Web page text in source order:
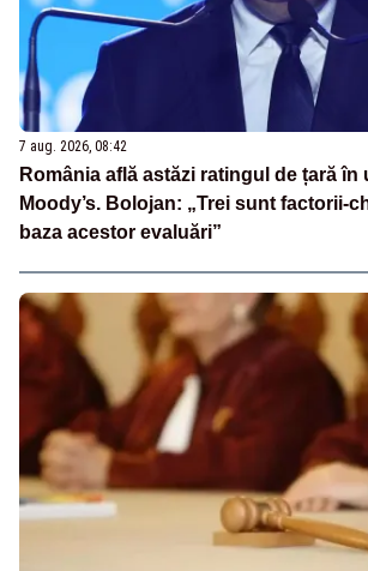
7 aug. 2026, 08:42
România află astăzi ratingul de țară în
Moody’s. Bolojan: „Trei sunt factorii-
baza acestor evaluări”